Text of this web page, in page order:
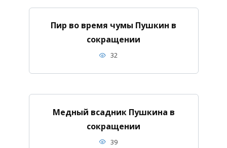
Пир во время чумы Пушкин в
сокращении
32
Медный всадник Пушкина в
сокращении
39